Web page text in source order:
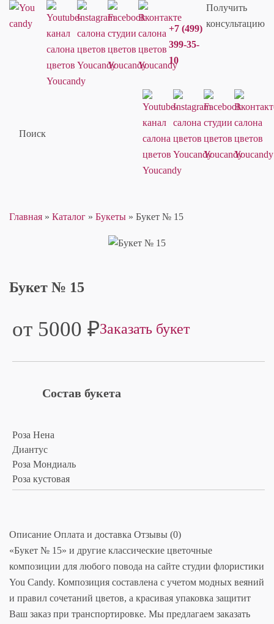
+7 (499)
399-35-
10
Получить
консультацию
Поиск
Главная » Каталог » Букеты » Букет № 15
Букет № 15
от 5000 ₽Заказать букет
Состав букета
Роза Нена
Диантус
Роза Мондиаль
Роза кустовая
Описание Оплата и доставка Отзывы (0)
«Букет № 15» и другие классические цветочные
композиции для любого повода на сайте студии флористики
You Candy. Композиция составлена с учетом модных веяний
и правил сочетаний цветов, а красивая упаковка защитит
Ваш заказ при транспортировке. Мы предлагаем заказать